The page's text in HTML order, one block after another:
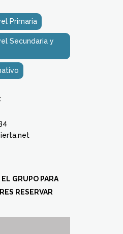
Primaria
Secundaria y
GRUPO PARA
RESERVAR